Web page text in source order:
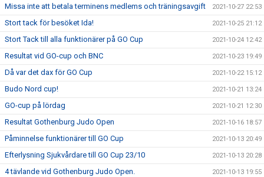
Missa inte att betala terminens medlems och träningsavgift 2021-10-27 22:53
Stort tack för besöket Ida! 2021-10-25 21:12
Stort Tack till alla funktionärer på GO Cup 2021-10-24 12:42
Resultat vid GO-cup och BNC 2021-10-23 19:49
Då var det dax för GO Cup 2021-10-22 15:12
Budo Nord cup! 2021-10-21 13:24
GO-cup på lördag 2021-10-21 12:30
Resultat Gothenburg Judo Open 2021-10-16 18:57
Påminnelse funktionärer till GO Cup 2021-10-13 20:49
Efterlysning Sjukvårdare till GO Cup 23/10 2021-10-13 20:28
4 tävlande vid Gothenburg Judo Open. 2021-10-13 19:55